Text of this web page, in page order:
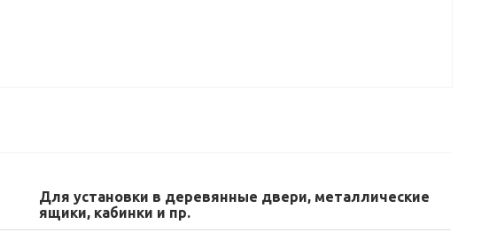
Для установки в деревянные двери, металлические
ящики, кабинки и пр.